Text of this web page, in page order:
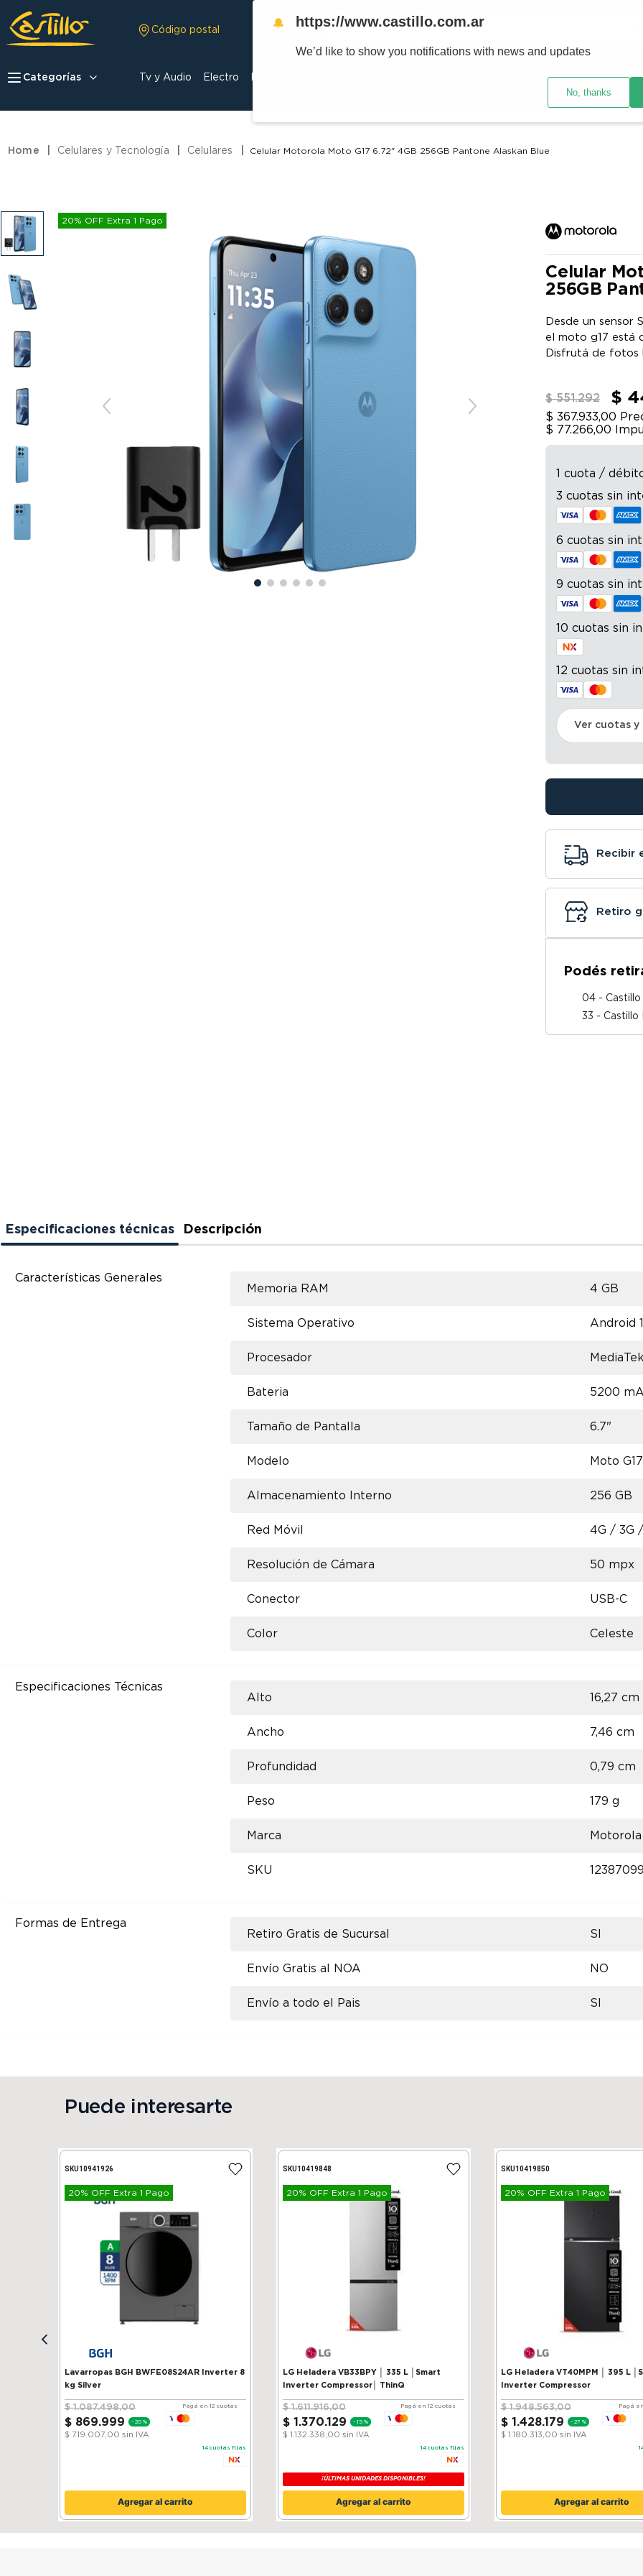
Código postal
Buscar
Categorías Tv y Audio Electro Ver promociones
Celulares y Tecnología Celulares Celular Motorola Moto G17 6.72" 4GB 256GB Pantone Alaskan Blue
20% OFF Extra 1 Pago
Celular
256GB
Desde un sensor
el moto g17 está
Disfrutá de fotos
$ 551.292 $
$ 367.933,00
$ 77.266,00
1 cuota /
3 cuotas sin
6 cuotas sin
9 cuotas sin
10 cuotas sin
12 cuotas sin
Ver cuotas
Recibir
Retiro
Podés
04 - Castillo
33 - Castillo
Especificaciones técnicas Descripción
Características Generales
Memoria RAM
4 GB
Sistema Operativo Android
Procesador
Bateria 5200
Tamaño de Pantalla 6.7"
Modelo Moto G17
Almacenamiento Interno 256 GB
Red Móvil 4G / 3G
Resolución de Cámara 50 mpx
Conector USB-C
Color Celeste
Especificaciones Técnicas
Alto
16,27 cm
Ancho 7,46 cm
Profundidad 0,79 cm
Peso 179 g
Marca Motorola
SKU
Formas de Entrega
Retiro Gratis de Sucursal
SI
Envío Gratis al NOA NO
Envío a todo el Pais SI
Puede interesarte
SKU10941926
20% OFF Extra 1 Pago
Lavarropas BGH BWFE08S24AR Inverter 8
kg Silver
$ 1.087.498,00
$ 869.999 - 20 %
$ 719.007,00 sin IVA
Pagá en 12 cuotas
14 cuotas fijas
Agregar al carrito
SKU10419848
20% OFF Extra 1 Pago
LG Heladera VB33BPY │ 335 L │Smart
Inverter Compressor│ ThinQ
$ 1.611.916,00
$ 1 .370.129 - 15 %
$ 1.132.338,00 sin IVA
Pagá en 12 cuotas
14 cuotas fijas
¡ÚLTIMAS UNIDADES DISPONIBLES!
Agregar al carrito
SKU10419850
20% OFF Extra 1 Pago
LG Heladera VT40MPM │ 395 L
Inverter Compressor
$ 1.948.563,00
$ 1 .428.179 - 27 %
$ 1.180.313,00 sin IVA
Pagá
Agregar al carrito
7.
moto
8
aire acondicionado
9.
bicicleta
10. sommier
🔔 https://www.castillo.com.ar
We’d like to show you notifications with news and updates
No, thanks